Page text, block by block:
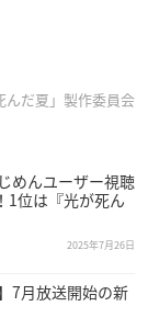
んだ夏」製作委員会
めんユーザー視聴
1位は『光が死ん
2025年7月26日
7月放送開始の新